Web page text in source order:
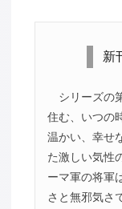
新
シリーズの
住む、いつの
温かい、幸せ
た激しい気性
ーマ軍の将軍
さと無邪気さ